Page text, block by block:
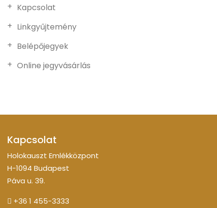
Kapcsolat
Linkgyűjtemény
Belépőjegyek
Online jegyvásárlás
Kapcsolat
Holokauszt Emlékközpont
H-1094 Budapest
Páva u. 39.
+36 1 455-3333